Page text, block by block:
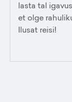
lasta tal
et olge
Ilusat reisi!